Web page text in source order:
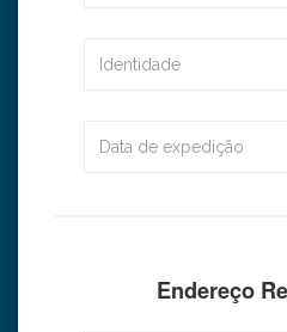
Endereço